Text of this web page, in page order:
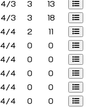
4/3 3
13
4/3 3
18
4/4 2
11
4/4 0
0
4/4 0
0
4/4 0
0
4/4 0
0
4/4 0
0